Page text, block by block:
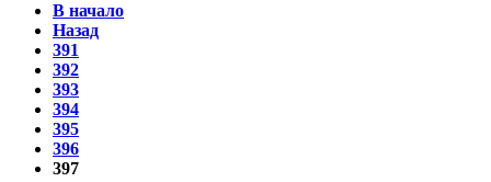
В начало
Назад
391
392
393
394
395
396
397